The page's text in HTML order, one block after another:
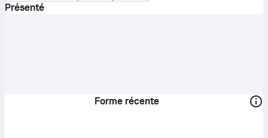
Présenté
Forme récente